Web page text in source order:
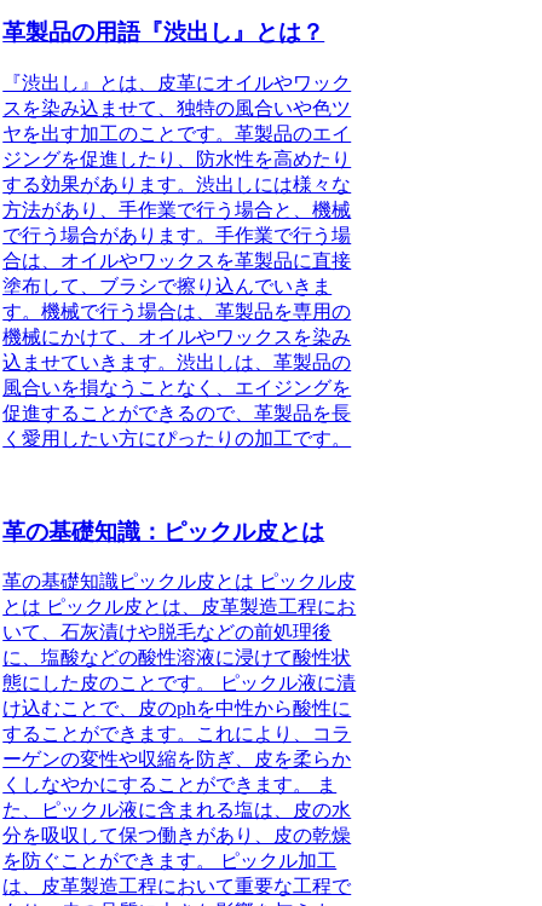
革製品の用語『渋出し』とは？
『渋出し』とは、皮革にオイルやワック
スを染み込ませて、独特の風合いや色ツ
ヤを出す加工のことです。革製品のエイ
ジングを促進したり、防水性を高めたり
する効果があります。渋出しには様々な
方法があり、手作業で行う場合と、機械
で行う場合があります。手作業で行う場
合は、オイルやワックスを革製品に直接
塗布して、ブラシで擦り込んでいきま
す。機械で行う場合は、革製品を専用の
機械にかけて、オイルやワックスを染み
込ませていきます。渋出しは、革製品の
風合いを損なうことなく、エイジングを
促進することができるので、革製品を長
く愛用したい方にぴったりの加工です。
革の基礎知識：ピックル皮とは
革の基礎知識ピックル皮とは ピックル皮
とは ピックル皮とは、皮革製造工程にお
いて、石灰漬けや脱毛などの前処理後
に、塩酸などの酸性溶液に浸けて酸性状
態にした皮のことです。 ピックル液に漬
け込むことで、皮のphを中性から酸性に
することができます。これにより、コラ
ーゲンの変性や収縮を防ぎ、皮を柔らか
くしなやかにすることができます。 ま
た、ピックル液に含まれる塩は、皮の水
分を吸収して保つ働きがあり、皮の乾燥
を防ぐことができます。 ピックル加工
は、皮革製造工程において重要な工程で